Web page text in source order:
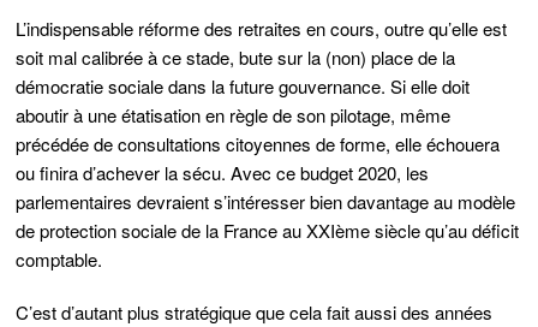
L’indispensable réforme des retraites en cours, outre qu’elle est
soit mal calibrée à ce stade, bute sur la (non) place de la
démocratie sociale dans la future gouvernance. Si elle doit
aboutir à une étatisation en règle de son pilotage, même
précédée de consultations citoyennes de forme, elle échouera
ou finira d’achever la sécu. Avec ce budget 2020, les
parlementaires devraient s’intéresser bien davantage au modèle
de protection sociale de la France au XXIème siècle qu’au déficit
comptable.
C’est d’autant plus stratégique que cela fait aussi des années